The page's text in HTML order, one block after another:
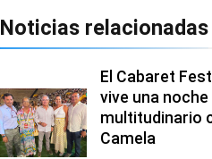
Noticias relacionadas
El Cabaret
vive una
multitudinario
Camela